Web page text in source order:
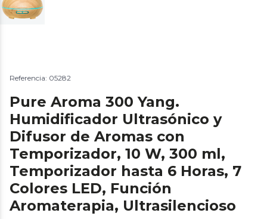
Referencia: 05282
Pure Aroma 300 Yang.
Humidificador Ultrasónico y
Difusor de Aromas con
Temporizador, 10 W, 300 ml,
Temporizador hasta 6 Horas, 7
Colores LED, Función
Aromaterapia, Ultrasilencioso